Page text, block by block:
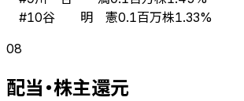
#10谷 明 憲0.1百万株1.33%
08
配当・株主還元